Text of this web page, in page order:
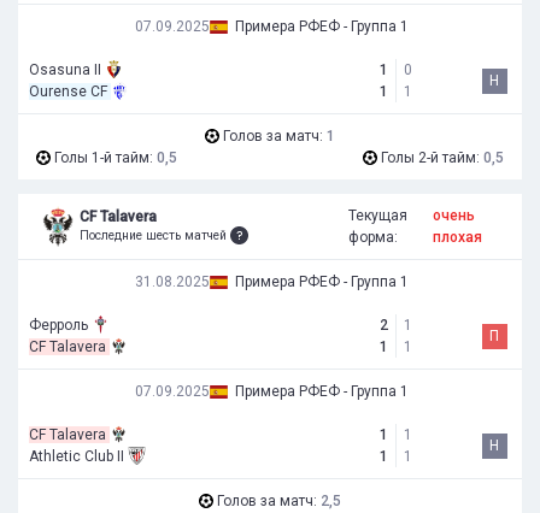
07.09.2025 Примера РФЕФ - Группа 1
Osasuna II
Ourense CF
1
1
0
1
Н
Голов за матч: 1
Голы 1-й тайм: 0,5 Голы 2-й тайм: 0,5
CF Talavera
Последние шесть матчей
Текущая
форма:
очень
плохая
31.08.2025 Примера РФЕФ - Группа 1
Ферроль
CF Talavera
2
1
1
1
П
07.09.2025 Примера РФЕФ - Группа 1
CF Talavera
Athletic Club II
1
1
1
1
Н
Голов за матч: 2,5